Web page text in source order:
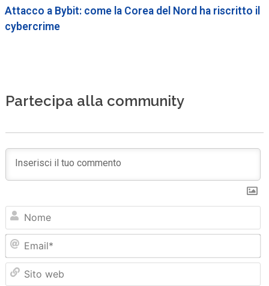
Attacco a Bybit: come la Corea del Nord ha riscritto il
cybercrime
Partecipa alla community